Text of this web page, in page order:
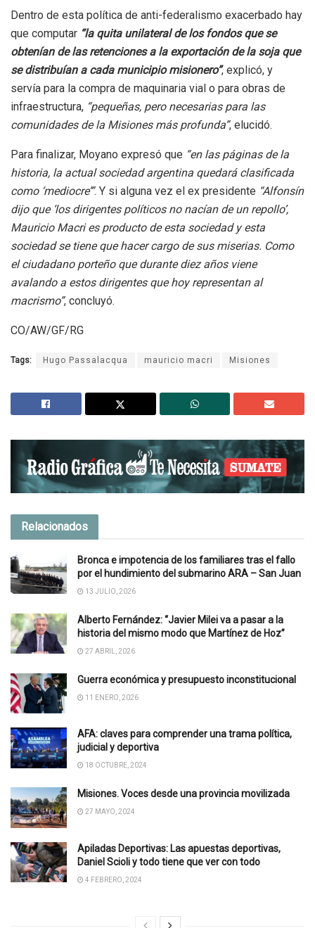
Dentro de esta política de anti-federalismo exacerbado hay
que computar “la quita unilateral de los fondos que se
obtenían de las retenciones a la exportación de la soja que
se distribuían a cada municipio misionero”, explicó, y
servía para la compra de maquinaria vial o para obras de
infraestructura, “pequeñas, pero necesarias para las
comunidades de la Misiones más profunda”, elucidó.
Para finalizar, Moyano expresó que “en las páginas de la
historia, la actual sociedad argentina quedará clasificada
como ‘mediocre’”. Y si alguna vez el ex presidente “Alfonsín
dijo que ‘los dirigentes políticos no nacían de un repollo’,
Mauricio Macri es producto de esta sociedad y esta
sociedad se tiene que hacer cargo de sus miserias. Como
el ciudadano porteño que durante diez años viene
avalando a estos dirigentes que hoy representan al
macrismo”, concluyó.
CO/AW/GF/RG
Tags: Hugo Passalacqua mauricio macri Misiones
Relacionados
Bronca e impotencia de los familiares tras el fallo
por el hundimiento del submarino ARA – San Juan
13 JULIO, 2026
Alberto Fernández: “Javier Milei va a pasar a la
historia del mismo modo que Martínez de Hoz”
27 ABRIL, 2026
Guerra económica y presupuesto inconstitucional
11 ENERO, 2026
AFA: claves para comprender una trama política,
judicial y deportiva
18 OCTUBRE, 2024
Misiones. Voces desde una provincia movilizada
27 MAYO, 2024
Apiladas Deportivas: Las apuestas deportivas,
Daniel Scioli y todo tiene que ver con todo
4 FEBRERO, 2024